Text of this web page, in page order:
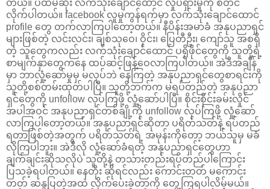
တယ်။ ပထမဆုံး လက်သုံးချောင်ထောင် လှုပ်ရှားမှုကို စတင်
လိုက်ပါတယ်။ facebook လူမှုကွန်ရက်မှာ လက်သုံးချောင်ထောင်
profile တွေ တက်လာကြပါတော့တယ်။ နီပိန်းအမာခံ အနုပညာရှင်
များဖြစ်တဲ့ လင်းလင်း၊ ချစ်သုဝေ၊ ဝိုင်း၊ ပြေတီဦး၊ ကျော်သူ အစရှိ
တဲ့ သူတွေကလည်း လက်သုံးချောင်ထောင် ပရိုဖိုင်တွေကို သူတို့ရဲ့
စာမျက်နှာတွေကနေ ထပ်ဆင့်ဖြန့်ဝေလာကြပါတယ်။ အဲဒီအချိန်
မှာ ဘာလှုံ့ဆော်မှုမှ မလုပ်ဘဲ နေကြတဲ့ အနုပညာရှင်တွေစာရင်းကို
သူတို့စစ်တမ်းထုတ်ပါပြီ။ သူတို့ဘက်က မရပ်တည်တဲ့ အနုပညာ
ရှင်တွေကို unfollow လုပ်ကြဖို့ လှုံ့ဆော်ပါပြီ။ စိုင်းစိုင်းခမ်းလှိုင်
အပါအဝင် အနုပညာရှင်တစ်ချို့ကို unfollow လုပ်ကြဖို့ လှုံ့ဆော်
လာကြပါတော့တယ်။ အနုပညာရှင်ဆိုတာ ပရိတ်သတ်နဲ့ ရပ်တည်
ရတာဖြစ်တဲ့အတွက် ပရိတ်သတ်ရဲ့ အမုန်းကိုတော့ ဘယ်သူမှ မခံ
လိုကြပါဘူး။ အဲဒီလို လှုံ့ဆော်ခံရတဲ့ အနုပညာရှင်တွေဟာ
ချက်ချင်းဆိုသလိုပဲ သူတို့နဲ့ တသားတည်းရပ်တည်ပါကြောင်း
ပြသခဲ့ရပါတယ်။ နေတိုး ဆိုရင်လည်း ကောင်းတတ် မကောင်း
တတ် ဆန္ဒပြတဲ့အထဲ လိုက်ပေးခဲ့တာကို တွေ့ကြရပါလိမ့်မယ်။